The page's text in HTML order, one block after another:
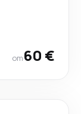
от60 €